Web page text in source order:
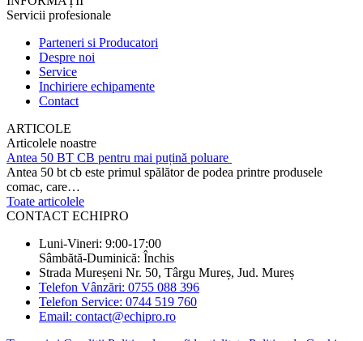
Servicii profesionale
Parteneri si Producatori
Despre noi
Service
Inchiriere echipamente
Contact
ARTICOLE
Articolele noastre
Antea 50 BT CB pentru mai puțină poluare
Antea 50 bt cb este primul spălător de podea printre produsele
comac, care…
Toate articolele
CONTACT ECHIPRO
Luni-Vineri: 9:00-17:00
Sâmbătă-Duminică: Închis
Strada Mureșeni Nr. 50, Târgu Mureș, Jud. Mureș
Telefon Vânzări: 0755 088 396
Telefon Service: 0744 519 760
Email: contact@echipro.ro